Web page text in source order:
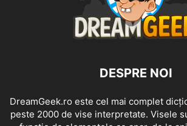
DESPRE NOI
DreamGeek.ro este cel mai complet
peste 2000 de vise interpretate. Visele